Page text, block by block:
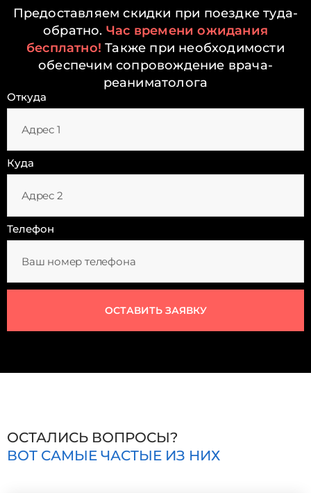
Предоставляем скидки при поездке туда-
обратно. Час времени ожидания
бесплатно! Также при необходимости
обеспечим сопровождение врача-
реаниматолога
Откуда
Куда
Телефон
ОСТАВИТЬ ЗАЯВКУ
ОСТАЛИСЬ ВОПРОСЫ?
ВОТ САМЫЕ ЧАСТЫЕ ИЗ НИХ